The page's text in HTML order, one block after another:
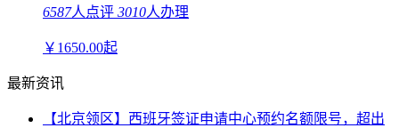
6587人点评 3010人办理
￥ 1650.00起
最新资讯
【北京领区】西班牙签证申请中心预约名额限号，超出